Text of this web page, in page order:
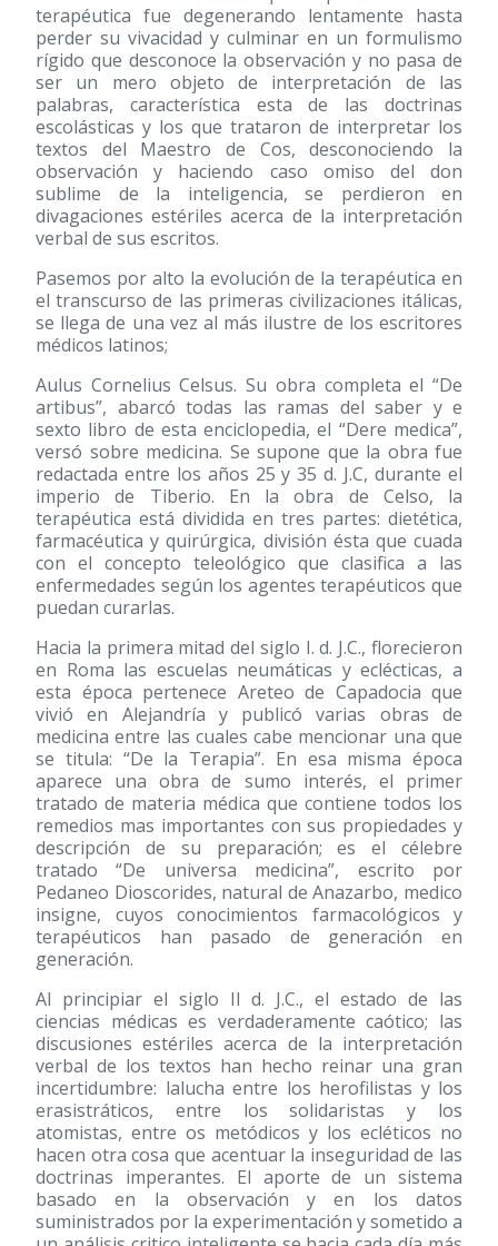
terapéutica fue degenerando lentamente hasta
perder su vivacidad y culminar en un formulismo
rígido que desconoce la observación y no pasa de
ser un mero objeto de interpretación de las
palabras, característica esta de las doctrinas
escolásticas y los que trataron de interpretar los
textos del Maestro de Cos, desconociendo la
observación y haciendo caso omiso del don
sublime de la inteligencia, se perdieron en
divagaciones estériles acerca de la interpretación
verbal de sus escritos.
Pasemos por alto la evolución de la terapéutica en
el transcurso de las primeras civilizaciones itálicas,
se llega de una vez al más ilustre de los escritores
médicos latinos;
Aulus Cornelius Celsus. Su obra completa el “De
artibus”, abarcó todas las ramas del saber y e
sexto libro de esta enciclopedia, el “Dere medica”,
versó sobre medicina. Se supone que la obra fue
redactada entre los años 25 y 35 d. J.C, durante el
imperio de Tiberio. En la obra de Celso, la
terapéutica está dividida en tres partes: dietética,
farmacéutica y quirúrgica, división ésta que cuada
con el concepto teleológico que clasifica a las
enfermedades según los agentes terapéuticos que
puedan curarlas.
Hacia la primera mitad del siglo I. d. J.C., florecieron
en Roma las escuelas neumáticas y eclécticas, a
esta época pertenece Areteo de Capadocia que
vivió en Alejandría y publicó varias obras de
medicina entre las cuales cabe mencionar una que
se titula: “De la Terapia”. En esa misma época
aparece una obra de sumo interés, el primer
tratado de materia médica que contiene todos los
remedios mas importantes con sus propiedades y
descripción de su preparación; es el célebre
tratado “De universa medicina”, escrito por
Pedaneo Dioscorides, natural de Anazarbo, medico
insigne, cuyos conocimientos farmacológicos y
terapéuticos han pasado de generación en
generación.
Al principiar el siglo II d. J.C., el estado de las
ciencias médicas es verdaderamente caótico; las
discusiones estériles acerca de la interpretación
verbal de los textos han hecho reinar una gran
incertidumbre: lalucha entre los herofilistas y los
erasistráticos, entre los solidaristas y los
atomistas, entre os metódicos y los ecléticos no
hacen otra cosa que acentuar la inseguridad de las
doctrinas imperantes. El aporte de un sistema
basado en la observación y en los datos
suministrados por la experimentación y sometido a